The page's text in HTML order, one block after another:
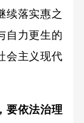
续落实惠之
自力更生的
会主义现代
要依法治理